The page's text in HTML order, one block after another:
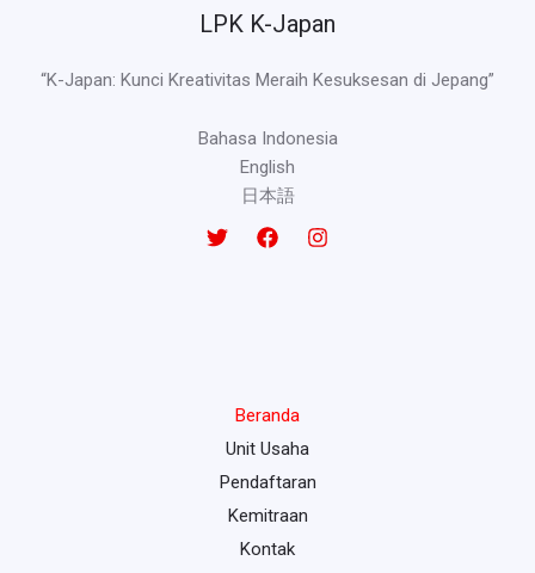
LPK K-Japan
“K-Japan: Kunci Kreativitas Meraih Kesuksesan di Jepang”
Bahasa Indonesia
English
日本語
Beranda
Unit Usaha
Pendaftaran
Kemitraan
Kontak